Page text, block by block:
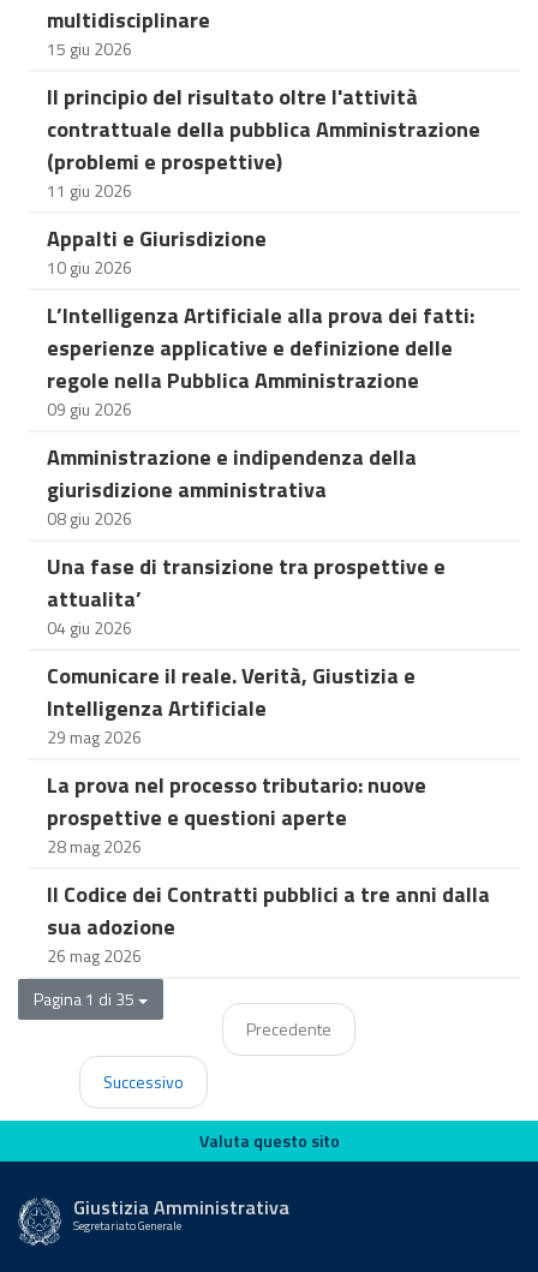
multidisciplinare
15 giu 2026
Il principio del risultato oltre l'attività
contrattuale della pubblica Amministrazione
(problemi e prospettive)
11 giu 2026
Appalti e Giurisdizione
10 giu 2026
L’Intelligenza Artificiale alla prova dei fatti:
esperienze applicative e definizione delle
regole nella Pubblica Amministrazione
09 giu 2026
Amministrazione e indipendenza della
giurisdizione amministrativa
08 giu 2026
Una fase di transizione tra prospettive e
attualita’
04 giu 2026
Comunicare il reale. Verità, Giustizia e
Intelligenza Artificiale
29 mag 2026
La prova nel processo tributario: nuove
prospettive e questioni aperte
28 mag 2026
Il Codice dei Contratti pubblici a tre anni dalla
sua adozione
26 mag 2026
Pagina 1 di 35
Precedente
Successivo
Valuta questo sito
Valuta questo sito
Giustizia Amministrativa
Segretariato Generale